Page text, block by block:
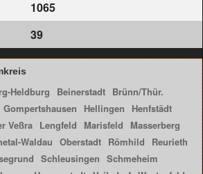
1065
39
Heldburg Beinerstadt Brünn/Thür.
Gompertshausen Hellingen
Henfstädt
Veßra Lengfeld Marisfeld
Masserberg
Waldau Oberstadt Römhild
Reurieth
Schleusingen Schmeheim